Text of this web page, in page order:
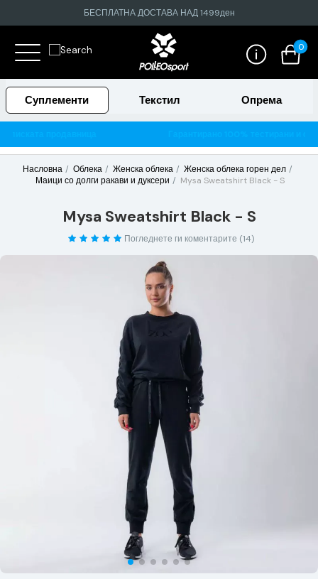
БЕСПЛАТНА ДОСТАВА НАД 1499ден
0
Суплементи Текстил Опрема
Насловна Облека Женска облека
Женска облека горен дел
Маици со долги ракави и дуксери
Mysa Sweatshirt Black - S
Mysa Sweatshirt Black - S
Погледнете ги коментарите (14)